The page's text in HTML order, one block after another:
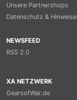
Unsere Partnershops
Datenschutz & Hinweise
NEWSFEED
RSS 2.0
XA NETZWERK
GearsofWar.de